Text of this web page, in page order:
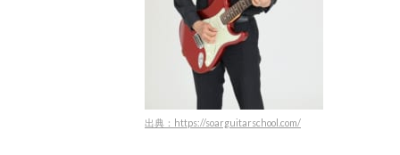
出典：https://soarguitarschool.com/